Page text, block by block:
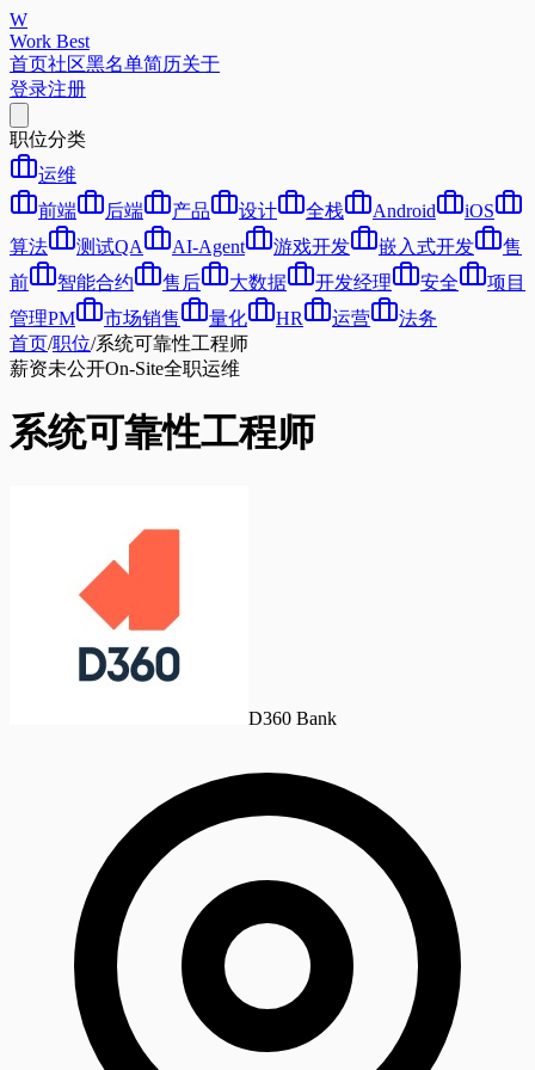
W
Work Best
首页社区黑名单简历关于
登录注册
职位分类
运维
前端
后端 产品 设计 全栈 Android
iOS
算法
测试QA AI-Agent 游戏开发 嵌入式开发
售
前
智能合约 售后 大数据 开发经理 安全
项目
管理PM
市场销售 量化 HR 运营
法务
首页/职位/系统可靠性工程师
薪资未公开On-Site全职运维
系统可靠性工程师
D360 Bank